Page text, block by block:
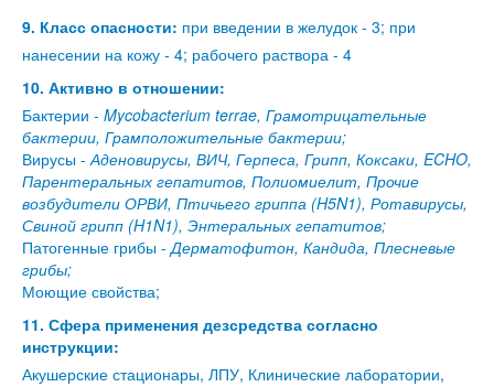
9. Класс опасности: при введении в желудок - 3; при
нанесении на кожу - 4; рабочего раствора - 4
10. Активно в отношении:
Бактерии - Mycobacterium terrae, Грамотрицательные
бактерии, Грамположительные бактерии;
Вирусы -Аденовирусы, ВИЧ, Герпеса, Грипп, Коксаки, ECHO,
Парентеральных гепатитов, Полиомиелит, Прочие
возбудители ОРВИ, Птичьего гриппа (H5N1), Ротавирусы,
Свиной грипп (H1N1), Энтеральных гепатитов;
Патогенные грибы -Дерматофитон, Кандида, Плесневые
грибы;
Моющие свойства;
11. Сфера применения дезсредства согласно
инструкции:
Акушерские стационары, ЛПУ, Клинические лаборатории,